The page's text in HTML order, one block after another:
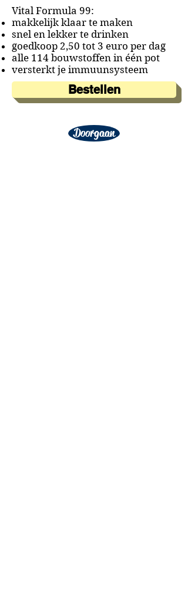
Vital Formula 99:
makkelijk klaar te maken
snel en lekker te drinken
goedkoop 2,50 tot 3 euro per dag
alle 114 bouwstoffen in één pot
versterkt je immuunsysteem
Bestellen
Doorgaan